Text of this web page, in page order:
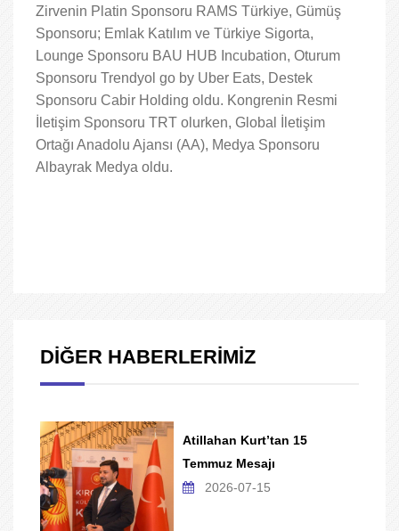
Zirvenin Platin Sponsoru RAMS Türkiye, Gümüş
Sponsoru; Emlak Katılım ve Türkiye Sigorta,
Lounge Sponsoru BAU HUB Incubation, Oturum
Sponsoru Trendyol go by Uber Eats, Destek
Sponsoru Cabir Holding oldu. Kongrenin Resmi
İletişim Sponsoru TRT olurken, Global İletişim
Ortağı Anadolu Ajansı (AA), Medya Sponsoru
Albayrak Medya oldu.
DİĞER HABERLERİMİZ
Atillahan Kurt’tan 15
Temmuz Mesajı
2026-07-15